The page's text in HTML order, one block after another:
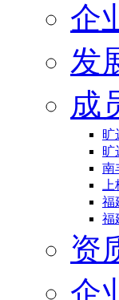
企
发
成
旷
旷
南
福
福
资
企